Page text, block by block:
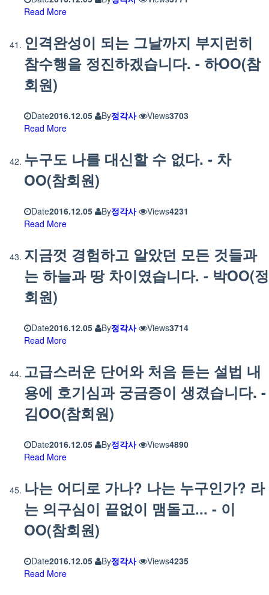
Read More
인격완성이 되는 그날까지 부지런히
참수행을 정진하겠습니다. - 하OO(참
회원)
Date2016.12.05 By정각사 Views3703
Read More
누구도 나를 대신할 수 없다. - 차
OO(참회원)
Date2016.12.05 By정각사 Views4231
Read More
지금껏 경험하고 알았던 모든 것들과
는 하늘과 땅 차이였습니다. - 박OO(정
회원)
Date2016.12.05 By정각사 Views3714
Read More
고급스러운 단어와 처음 듣는 설법 내
용에 호기심과 궁금증이 생겼습니다. -
김OO(참회원)
Date2016.12.05 By정각사 Views4890
Read More
나는 어디로 가나? 나는 누구인가? 라
는 의구심이 끝없이 맴돌고... - 이
OO(참회원)
Date2016.12.05 By정각사 Views4235
Read More